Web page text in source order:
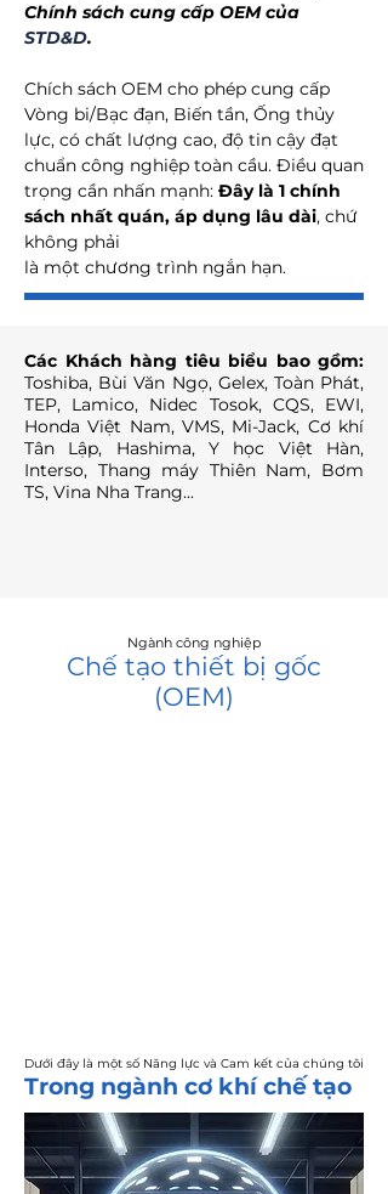
Chính sách cung cấp OEM của
STD&D.
Chích sách OEM cho phép cung cấp
Vòng bi/Bạc đạn, Biến tần, Ống thủy
lực, có chất lượng cao, độ tin cậy đạt
chuẩn công nghiệp toàn cầu. Điều quan
trọng cần nhấn mạnh: Đây là 1 chính
sách nhất quán, áp dụng lâu dài, chứ
không phải
là một chương trình ngắn hạn.
Các Khách hàng tiêu biểu bao gồm:
Toshiba, Bùi Văn Ngọ, Gelex, Toàn Phát,
TEP, Lamico, Nidec Tosok, CQS, EWI,
Honda Việt Nam, VMS, Mi-Jack, Cơ khí
Tân Lập, Hashima, Y học Việt Hàn,
Interso, Thang máy Thiên Nam, Bơm
TS, Vina Nha Trang...
Ngành công nghiệp
Chế tạo thiết bị gốc
(OEM)
Dưới đây là một số Năng lực và Cam kết của chúng tôi
Trong ngành cơ khí chế tạo